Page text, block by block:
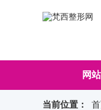
网
当前位置：